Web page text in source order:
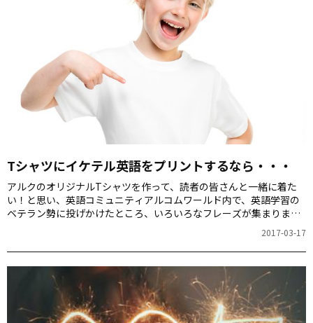
Tシャツにイケテル英語をプリントするなら・・・
アルクのオリジナルTシャツを作って、読者の皆さんと一緒に着た
い！と思い、英語コミュニティアルコムワールド内で、英語学習の
ベテラン勢に投げかけたところ、いろいろなフレーズが集まりまし
た。ここで、その一部をご紹介します。 alcom.alc.co.jp 遊び心いっ
ぱいの英語 30歳の誕生日に、英会話の先生から「I’m thirty.」と書
かれたTシャツをもらいました。アメリカの友だちの間で代々受け
継がてきたことがすぐに分かるような、いい感じの色でした。翌
年、30歳になったお友だちに引き継ぎました！あ～、いい思い出♪
Click here. Open here. Read me first. （なこ…
2017-03-17